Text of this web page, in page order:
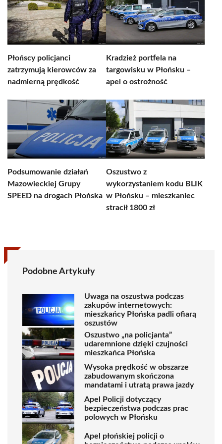
Płońscy policjanci
zatrzymują kierowców za
nadmierną prędkość
Kradzież portfela na
targowisku w Płońsku –
apel o ostrożność
Podsumowanie działań
Mazowieckiej Grupy
SPEED na drogach Płońska
Oszustwo z
wykorzystaniem kodu BLIK
w Płońsku – mieszkaniec
stracił 1800 zł
Podobne Artykuły
Uwaga na oszustwa podczas
zakupów internetowych:
mieszkańcy Płońska padli ofiarą
oszustów
Oszustwo „na policjanta”
udaremnione dzięki czujności
mieszkańca Płońska
Wysoka prędkość w obszarze
zabudowanym skończona
mandatami i utratą prawa jazdy
Apel Policji dotyczący
bezpieczeństwa podczas prac
polowych w Płońsku
Apel płońskiej policji o